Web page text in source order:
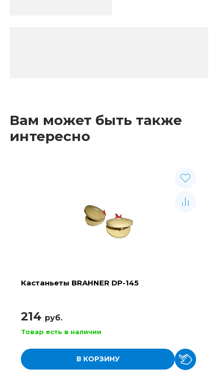
Вам может быть также
интересно
Кастаньеты BRAHNER DP-145
214 руб.
Товар есть в наличии
В КОРЗИНУ